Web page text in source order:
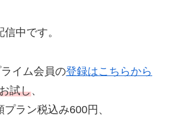
中です。
イム会員の登録はこちらから
試し、
プラン税込み600円、